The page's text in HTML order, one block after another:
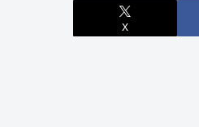
X